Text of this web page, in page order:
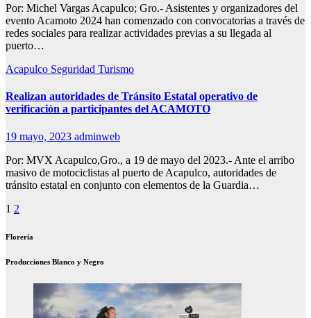
Por: Michel Vargas Acapulco; Gro.- Asistentes y organizadores del
evento Acamoto 2024 han comenzado con convocatorias a través de
redes sociales para realizar actividades previas a su llegada al
puerto…
Acapulco Seguridad Turismo
Realizan autoridades de Tránsito Estatal operativo de
verificación a participantes del ACAMOTO
19 mayo, 2023 adminweb
Por: MVX Acapulco,Gro., a 19 de mayo del 2023.- Ante el arribo
masivo de motociclistas al puerto de Acapulco, autoridades de
tránsito estatal en conjunto con elementos de la Guardia…
Paginación
de
1 2
Florería
Producciones Blanco y Negro